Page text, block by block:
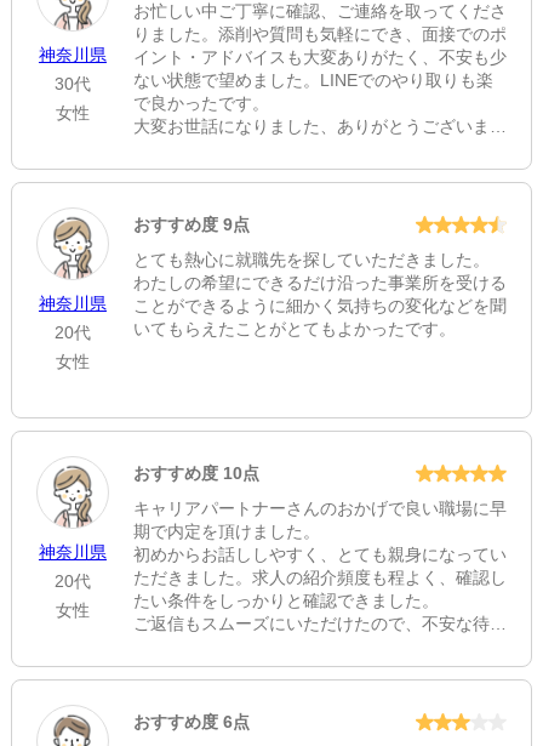
神奈川県
30代
女性
お忙しい中ご丁寧に確認、ご連絡を取ってくださ
りました。添削や質問も気軽にでき、面接でのポ
イント・アドバイスも大変ありがたく、不安も少
ない状態で望めました。LINEでのやり取りも楽
で良かったです。
大変お世話になりました、ありがとうございまし
神奈川県
20代
女性
おすすめ度 9点
とても熱心に就職先を探していただきました。
わたしの希望にできるだけ沿った事業所を受ける
ことができるように細かく気持ちの変化などを聞
いてもらえたことがとてもよかったです。
神奈川県
20代
女性
おすすめ度 10点
キャリアパートナーさんのおかげで良い職場に早
期で内定を頂けました。
初めからお話ししやすく、とても親身になってい
ただきました。求人の紹介頻度も程よく、確認し
たい条件をしっかりと確認できました。
ご返信もスムーズにいただけたので、不安な待ち
企業様へ質問する際も、こちらが不利にならない
ります。
おすすめ度 6点